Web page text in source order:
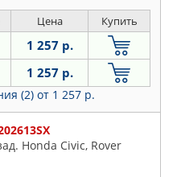
Цена Купить
1 257 р.
1 257 р.
(2) от 1 257 р.
Honda Civic, Rover